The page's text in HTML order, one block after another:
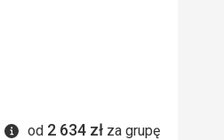
Informacje
od 2 634 zł za grupę